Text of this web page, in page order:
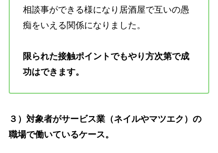
相談事ができる様になり居酒屋で互いの愚
痴をいえる関係になりました。
限られた接触ポイントでもやり方次第で成
功はできます。
３）対象者がサービス業（ネイルやマツエク）の
職場で働いているケース。